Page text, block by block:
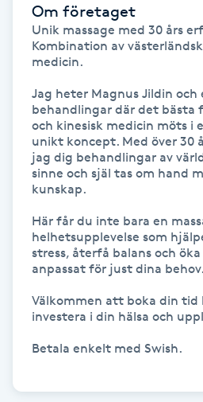
Kemisk peeling
Kinesiologi
Kinesisk medicin
Kiropraktik
Klangmassage
Klippning
Klippning & Slingor
Klippning ungdom
Om företaget
Unik massage med 30 års
Kombination av
medicin.
Jag heter Magnus Jildin och
behandlingar där det bästa
och kinesisk medicin möts i
unikt koncept. Med över 30
jag dig behandlingar av
sinne och själ tas om hand
kunskap.
Här får du inte bara en
helhetsupplevelse som
stress, återfå balans och
anpassat för just dina behov.
Välkommen att boka din tid
investera i din hälsa och
Betala enkelt med Swish.